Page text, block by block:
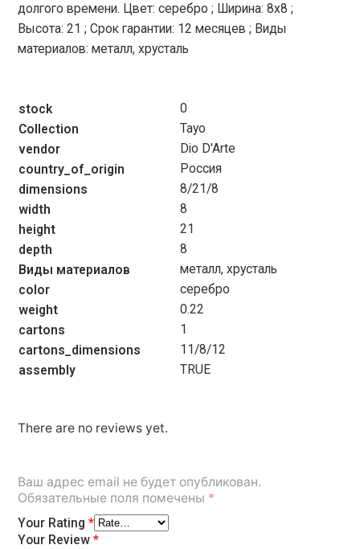
долгого времени. Цвет: серебро ; Ширина: 8х8 ;
Высота: 21 ; Срок гарантии: 12 месяцев ; Виды
материалов: металл, хрусталь
stock
0
Collection
Tayo
vendor
Dio D'Arte
country_of_origin
Россия
dimensions
8/21/8
width
8
height
21
depth
8
Виды материалов
металл, хрусталь
color
серебро
weight
0.22
cartons
1
cartons_dimensions
11/8/12
assembly
TRUE
There are no reviews yet.
Ваш адрес email не будет опубликован.
Обязательные поля помечены *
Your Rating*
Your Review*